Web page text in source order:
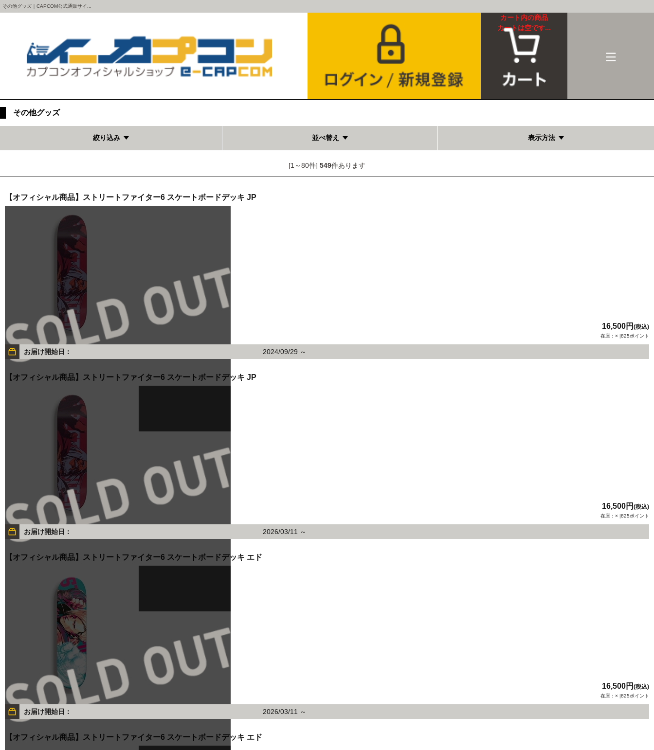
その他グッズ｜CAPCOM公式通販サイ...
カート内の商品
カートは空です...
その他グッズ
絞り込み 並べ替え 表示方法
[1～80件] 549件あります
【オフィシャル商品】ストリートファイター6 スケートボードデッキ JP
16,500円 (税込)
在庫：× |825ポイント
お届け開始日： 2024/09/29 ～
【オフィシャル商品】ストリートファイター6 スケートボードデッキ JP
16,500円 (税込)
在庫：× |825ポイント
お届け開始日： 2026/03/11 ～
【オフィシャル商品】ストリートファイター6 スケートボードデッキ エド
16,500円 (税込)
在庫：× |825ポイント
お届け開始日： 2026/03/11 ～
【オフィシャル商品】ストリートファイター6 スケートボードデッキ エド